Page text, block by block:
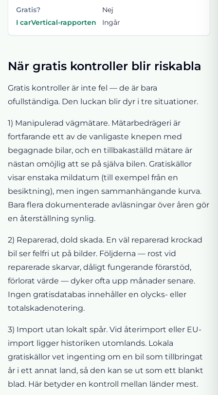
Gratis?
Nej
I carVertical-rapporten
Ingår
När gratis kontroller blir riskabla
Gratis kontroller är inte fel — de är bara
ofullständiga. Den luckan blir dyr i tre situationer.
1) Manipulerad vägmätare. Mätarbedrägeri är
fortfarande ett av de vanligaste knepen med
begagnade bilar, och en tillbakaställd mätare är
nästan omöjlig att se på själva bilen. Gratiskällor
visar enstaka mildatum (till exempel från en
besiktning), men ingen sammanhängande kurva.
Bara flera dokumenterade avläsningar över åren gör
en återställning synlig.
2) Reparerad, dold skada. En väl reparerad krockad
bil ser felfri ut på bilder. Följderna — rost vid
reparerade skarvar, dåligt fungerande förarstöd,
förlorat värde — dyker ofta upp månader senare.
Ingen gratisdatabas innehåller en olycks- eller
totalskadenotering.
3) Import utan lokalt spår. Vid återimport eller EU-
import ligger historiken utomlands. Lokala
gratiskällor vet ingenting om en bil som tillbringat
år i ett annat land, så den kan se ut som ett blankt
blad. Här betyder en kontroll mellan länder mest.